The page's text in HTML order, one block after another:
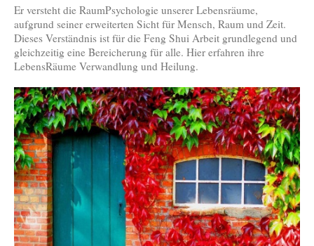
Er versteht die RaumPsychologie unserer Lebensräume,
aufgrund seiner erweiterten Sicht für Mensch, Raum und Zeit.
Dieses Verständnis ist für die Feng Shui Arbeit grundlegend und
gleichzeitig eine Bereicherung für alle. Hier erfahren ihre
LebensRäume Verwandlung und Heilung.